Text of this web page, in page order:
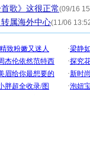
歌》这很正常(09/16
属海外中心(11/06